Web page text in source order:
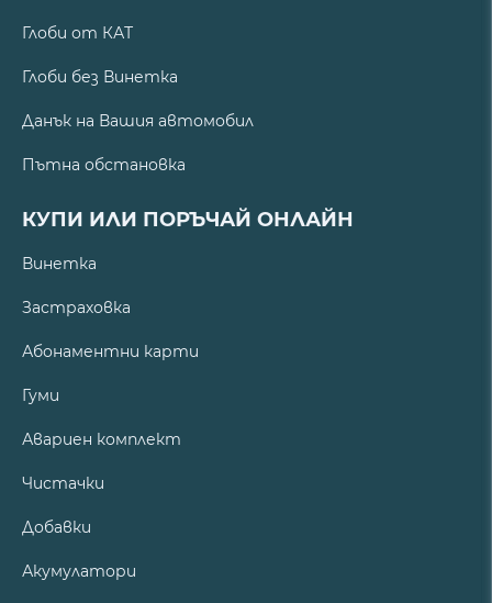
Глоби от КАТ
Глоби без Винетка
Данък на Вашия автомобил
Пътна обстановка
КУПИ ИЛИ ПОРЪЧАЙ ОНЛАЙН
Винетка
Застраховка
Абонаментни карти
Гуми
Авариен комплект
Чистачки
Добавки
Акумулатори